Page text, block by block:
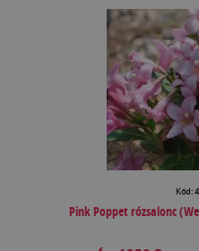
Kód:
Pink Poppet rózsalonc